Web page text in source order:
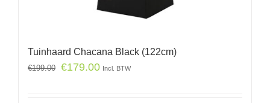
Tuinhaard Chacana Black (122cm)
€199.00 €179.00 Incl. BTW